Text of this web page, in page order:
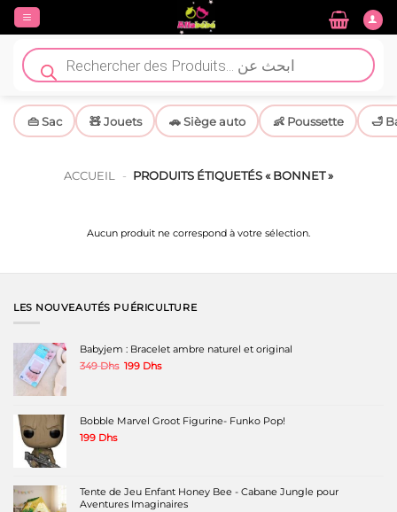
Passer
contenu
Recherche
de
produits
👜 Sac 🧸 Jouets 🚗 Siège auto 👶 Poussette 🛁
ACCUEIL - PRODUITS ÉTIQUETÉS « BONNET »
Aucun produit ne correspond à votre sélection.
LES NOUVEAUTÉS PUÉRICULTURE
Babyjem : Bracelet ambre naturel et original
349Dhs Le
349 Dhs.
199 DhsLe
199 Dhs.
Bobble Marvel Groot Figurine- Funko Pop!
199 Dhs
Tente de Jeu Enfant Honey Bee - Cabane Jungle pour
Aventures Imaginaires